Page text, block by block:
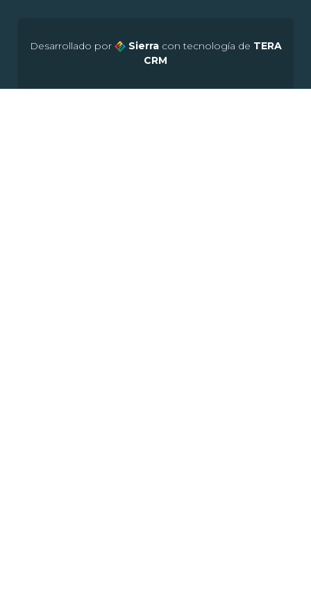
Desarrollado por Sierra con tecnología de TERA
CRM